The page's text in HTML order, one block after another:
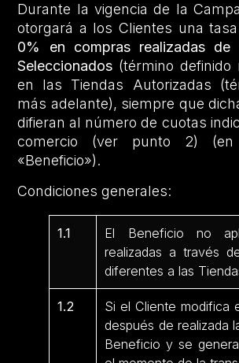
Durante la vigencia de la
otorgará a los Clientes una
0% en compras realizadas de
Seleccionados (término definido
en las Tiendas Autorizadas
más adelante), siempre que
difieran al número de cuotas
comercio (ver punto 2) (en
«Beneficio»).
Condiciones generales:
1.1
El Beneficio no
realizadas a través
diferentes a las
1.2
Si el Cliente modifica
después de realizada
Beneficio y se